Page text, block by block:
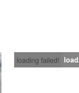
loading failed!